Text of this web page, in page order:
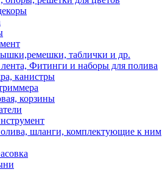
таблички и др.
Фитинги и наборы для полива
канистры
корзины
шланги, комплектующие к ним